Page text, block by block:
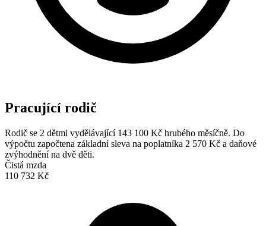
Pracující rodič
Rodič se 2 dětmi vydělávající 143 100 Kč hrubého měsíčně. Do
výpočtu započtena základní sleva na poplatníka 2 570 Kč a daňové
zvýhodnění na dvě děti.
Čistá mzda
110 732 Kč